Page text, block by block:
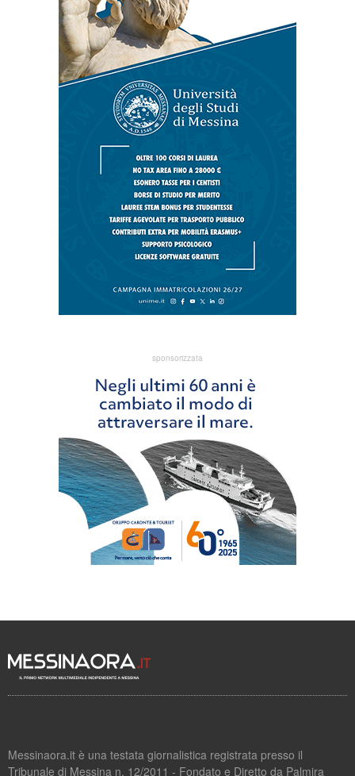
sponsorizzata
Messinaora.it è una testata giornalistica registrata presso il
Tribunale di Messina n. 12/2011 - Fondato e Diretto da Palmira